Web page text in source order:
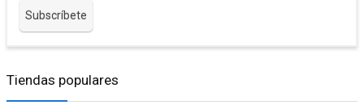
Tiendas populares